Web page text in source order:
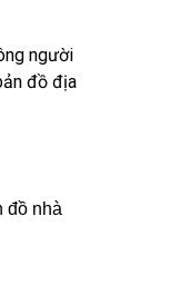
người
đồ địa
đồ nhà